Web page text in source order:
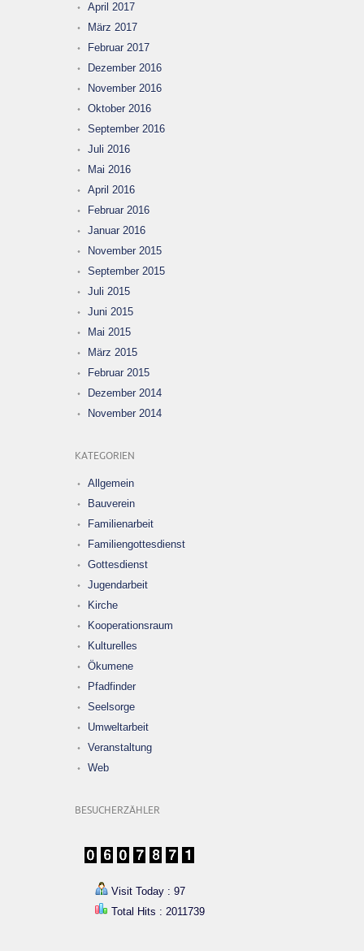
April 2017
März 2017
Februar 2017
Dezember 2016
November 2016
Oktober 2016
September 2016
Juli 2016
Mai 2016
April 2016
Februar 2016
Januar 2016
November 2015
September 2015
Juli 2015
Juni 2015
Mai 2015
März 2015
Februar 2015
Dezember 2014
November 2014
KATEGORIEN
Allgemein
Bauverein
Familienarbeit
Familiengottesdienst
Gottesdienst
Jugendarbeit
Kirche
Kooperationsraum
Kulturelles
Ökumene
Pfadfinder
Seelsorge
Umweltarbeit
Veranstaltung
Web
BESUCHERZÄHLER
Visit Today : 97
Total Hits : 2011739